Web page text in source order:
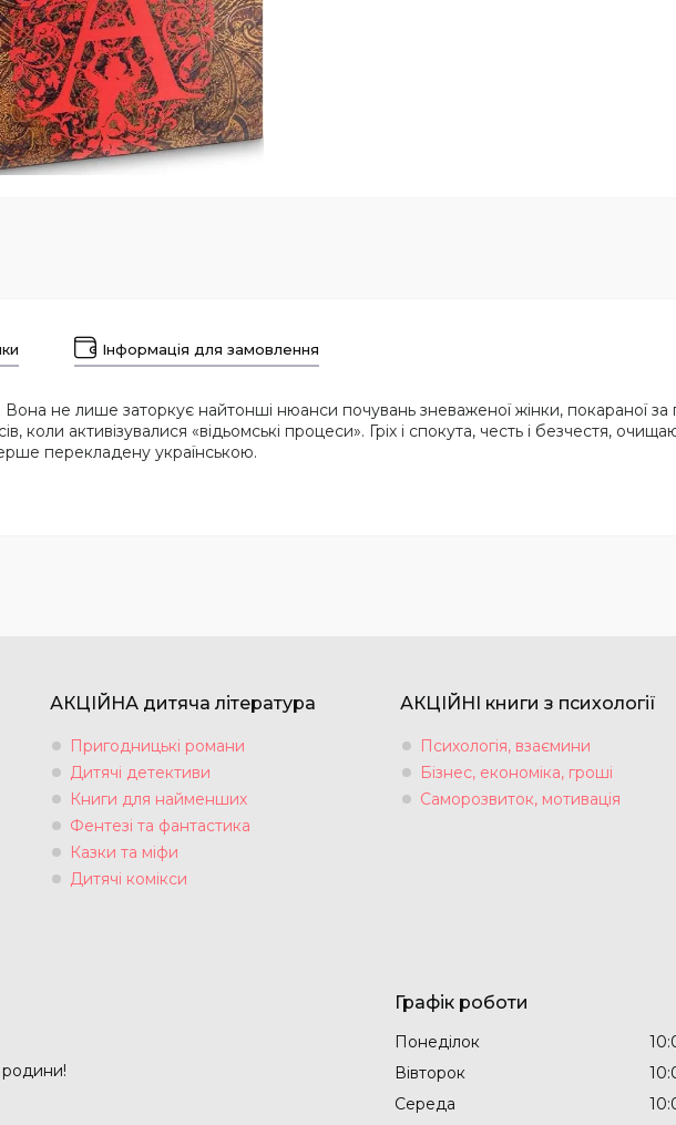
Інформація для замовлення
не лише заторкує найтонші нюанси почувань зневаженої жінки, покараної
коли активізувалися «відьомські процеси». Гріх і спокута, честь і безчестя,
перекладену українською.
АКЦІЙНА дитяча література
Пригодницькі романи
Дитячі детективи
Книги для найменших
Фентезі та фантастика
Казки та міфи
Дитячі комікси
АКЦІЙНІ книги з психології
Психологія, взаємини
Бізнес, економіка, гроші
Саморозвиток, мотивація
родини!
Графік роботи
Понеділок
Вівторок
Середа